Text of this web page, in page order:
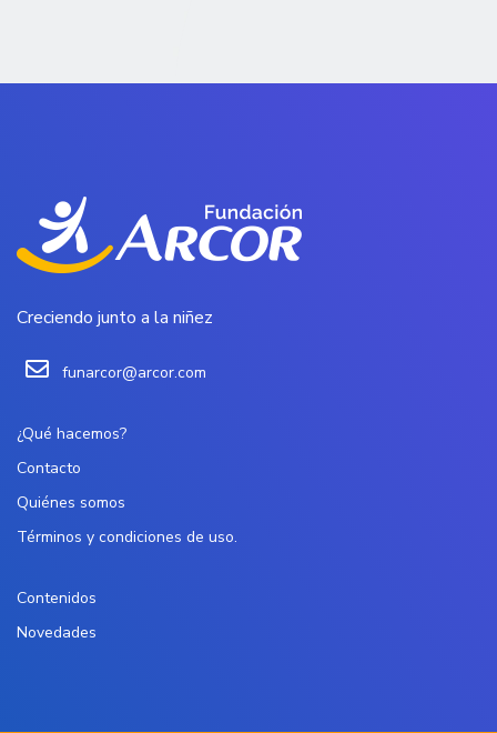
Creciendo junto a la niñez
funarcor@arcor.com
¿Qué hacemos?
Contacto
Quiénes somos
Términos y condiciones de uso.
Contenidos
Novedades